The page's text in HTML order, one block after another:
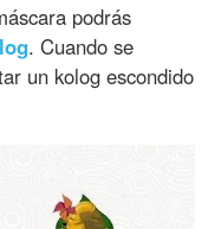
podrás
. Cuando se
un kolog escondido